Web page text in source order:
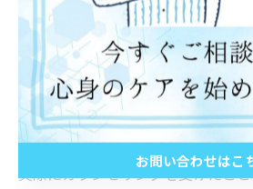
境を整えています。また、忙しい方
し、オンライン相談も積極的に導
の安心感と柔軟な対応が、水戸市の
力です。
カウンセリングで変わる心のケ
実際にカウンセリングを受けたこ
お問い合わせはこ